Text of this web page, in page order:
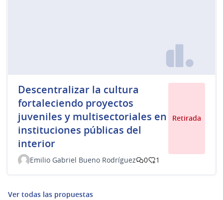
Descentralizar la cultura
fortaleciendo proyectos
juveniles y multisectoriales en
instituciones públicas del
interior
Retirada
Emilio Gabriel Bueno Rodríguez 0 1
Ver todas las propuestas